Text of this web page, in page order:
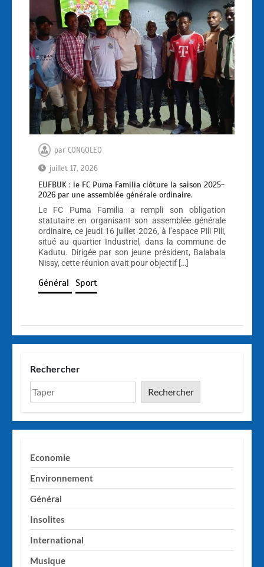
par CONGOLEO
juillet 17, 2026
EUFBUK : le FC Puma Familia clôture la saison 2025-
2026 par une assemblée générale ordinaire.
Le FC Puma Familia a rempli son obligation
statutaire en organisant son assemblée générale
ordinaire, ce jeudi 16 juillet 2026, à l’espace Pili Pili,
situé au quartier Industriel, dans la commune de
Kadutu. Dirigée par son jeune président, Balabala
Nissy, cette réunion avait pour objectif […]
Général Sport
Rechercher
Rechercher
Economie
Environnement
Général
Insolites
International
Musique